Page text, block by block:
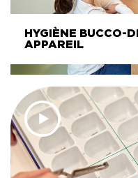
HYGIÈNE BUCCO-
APPAREIL